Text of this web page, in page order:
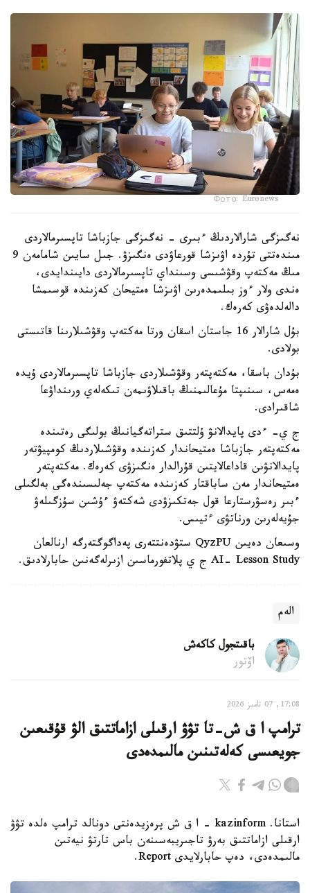
Фото: Euronews
نەگىزگى شارالاردىڭ ءبىرى - نەگىزگى جازباشا تاپسىرمالاردى
مىندەتتى تۇردە اۋىزشا قورعاۋدى ەنگىزۋ. جىل سايىن شامامەن 9
مىڭ مەكتەپ وقۋشىسى وسىنداي تاپسىرمالاردى دايىندايدى،
ەندى ولار ءوز بىلىمدەرىن اۋىزشا ەمتيحان كەزىندە قوسىمشا
دالەلدەۋى كەرەك.
بۇل شارالار 16 جاستان اسقان ورتا مەكتەپ وقۋشىلارىنا قاتىستى
بولادى.
بۇدان باسقا، مەكتەپتەر وقۋشىلاردى جازباشا تاپسىرمالاردى ۇيدە
ەمەس، سىنىپتا مۇعالىمنىڭ باقىلاۋىمەن تىكەلەي ورىنداۋعا
شاقىرادى.
ج ي- ءدى پايدالانۋ ۇلتتىق ستراتەگيانىڭ بولىگى رەتىندە
مەكتەپتەر جازباشا ەمتيحاندار كەزىندە وقۋشىلاردىڭ كومپيۋتەر
پايدالانۋىن قاداعالايتىن قۇرالدار ەنگىزۋى كەرەك. مەكتەپتەر
ەمتيحاندار مەن ساباقتار كەزىندە مەكتەپ جەلىسىندەگى بەلگىلى
ءبىر رەسۋرستارعا قول جەتكىزۋدى شەكتەۋ ءۇشىن سۇزگىلەۋ
جۇيەلەرىن ورناتۋى ءتيىس.
وسىعان دەيىن QyzPU ستۋدەنتتەرى پەداگوگتەرگە ارنالعان
AI- Lesson Study ج ي پلاتفورماسىن ازىرلەگەنىن حابارلادىق.
الەم
باقىتجول كاكەش
اۆتور
17:08, 07 تامىز 2026
ترامپ ا ق ش-تا تۋۋ ارقىلى ازاماتتىق الۋ قۇقىعىن
جويعىسى كەلەتىنىن مالىمدەدى
استانا. kazinform - ا ق ش پرەزيدەنتى دونالد ترامپ ەلدە تۋۋ
ارقىلى ازاماتتىق بەرۋ تاجىريبەسىنەن باس تارتۋ نيەتىن
مالىمدەدى، دەپ حابارلايدى Report.